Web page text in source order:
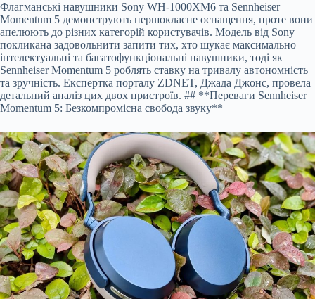
Флагманські навушники Sony WH-1000XM6 та Sennheiser
Momentum 5 демонструють першокласне оснащення, проте вони
апелюють до різних категорій користувачів. Модель від Sony
покликана задовольнити запити тих, хто шукає максимально
інтелектуальні та багатофункціональні навушники, тоді як
Sennheiser Momentum 5 роблять ставку на тривалу автономність
та зручність. Експертка порталу ZDNET, Джада Джонс, провела
детальний аналіз цих двох пристроїв. ## **Переваги Sennheiser
Momentum 5: Безкомпромісна свобода звуку**